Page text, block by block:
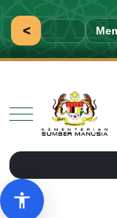
<
Mobile Menu
Pilihan aksesibiliti